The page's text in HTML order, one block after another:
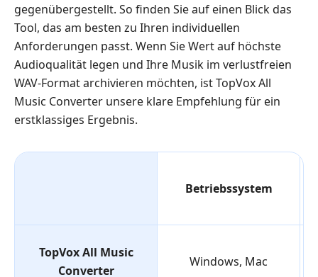
gegenübergestellt. So finden Sie auf einen Blick das
Tool, das am besten zu Ihren individuellen
Anforderungen passt. Wenn Sie Wert auf höchste
Audioqualität legen und Ihre Musik im verlustfreien
WAV-Format archivieren möchten, ist TopVox All
Music Converter unsere klare Empfehlung für ein
erstklassiges Ergebnis.
Betriebssystem
TopVox All Music
Converter
Windows, Mac